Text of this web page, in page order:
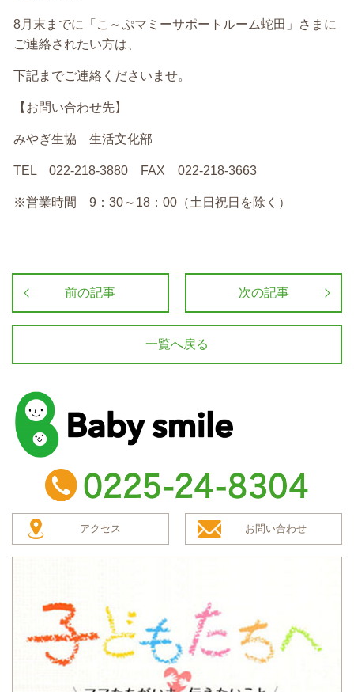
8月末までに「こ～ぷマミーサポートルーム蛇田」さまに
ご連絡されたい方は、
下記までご連絡くださいませ。
【お問い合わせ先】
みやぎ生協 生活文化部
TEL 022-218-3880 FAX 022-218-3663
※営業時間 9：30～18：00（土日祝日を除く）
前の記事 次の記事
一覧へ戻る
baby smile
TEL：0225-24-8304
アクセス お問い合わせ